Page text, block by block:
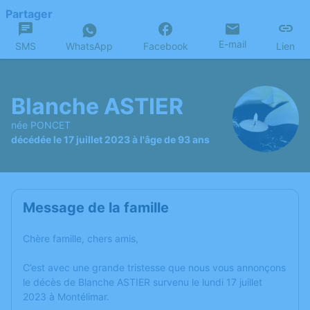
Partager
SMS WhatsApp Facebook E-mail Lien
Blanche ASTIER
née PONCET
décédée le 17 juillet 2023 à l'âge de 93 ans
Message de la famille
Chère famille, chers amis,
C’est avec une grande tristesse que nous vous annonçons
le décès de Blanche ASTIER survenu le lundi 17 juillet
2023 à Montélimar.